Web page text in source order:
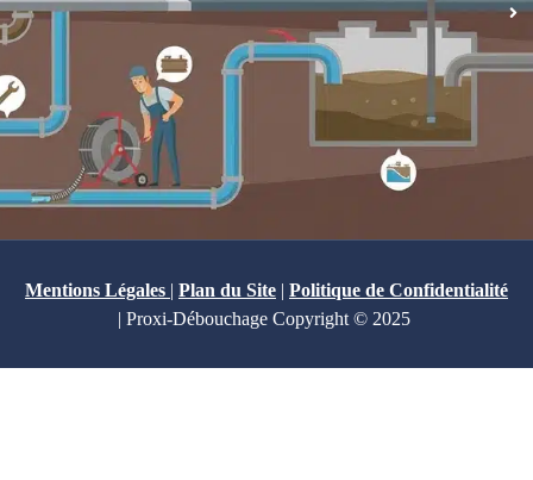
Mentions Légales | Plan du Site | Politique de Confidentialité
| Proxi-Débouchage Copyright © 2025